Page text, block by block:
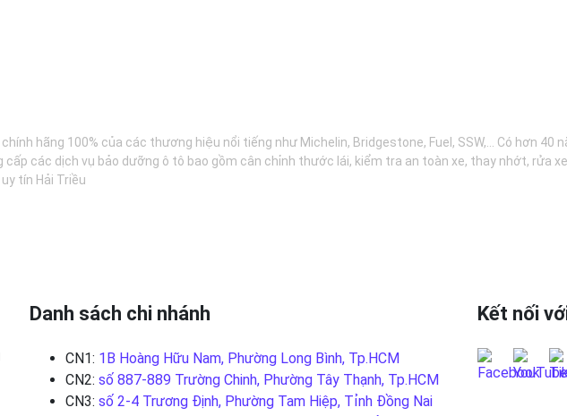
chính hãng 100% của các thương hiệu nổi tiếng như Michelin, Bridgestone, Fuel, SSW,... Có hơn
cấp các dịch vụ bảo dưỡng ô tô bao gồm cân chỉnh thước lái, kiểm tra an toàn xe, thay nhớt, rửa
tín Hải Triều
Danh sách chi nhánh
CN1: 1B Hoàng Hữu Nam, Phường Long Bình, Tp.HCM
CN2: số 887-889 Trường Chinh, Phường Tây Thạnh, Tp.HCM
CN3: số 2-4 Trương Định, Phường Tam Hiệp, Tỉnh Đồng Nai
Kết nối